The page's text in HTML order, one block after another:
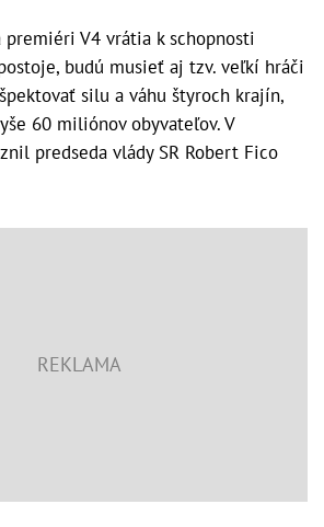
premiéri V4 vrátia k schopnosti
budú musieť aj tzv. veľkí hráči
silu a váhu štyroch krajín,
60 miliónov obyvateľov. V
predseda vlády SR Robert Fico